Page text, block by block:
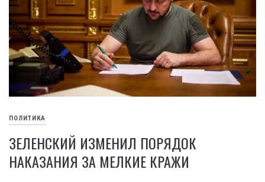
ПОЛИТИКА
ЗЕЛЕНСКИЙ ИЗМЕНИЛ ПОРЯДОК
НАКАЗАНИЯ ЗА МЕЛКИЕ КРАЖИ